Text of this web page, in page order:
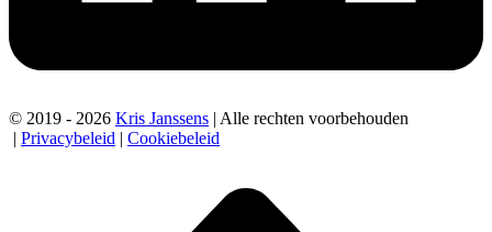
© 2019 - 2026 Kris Janssens | Alle rechten voorbehouden
| Privacybeleid | Cookiebeleid